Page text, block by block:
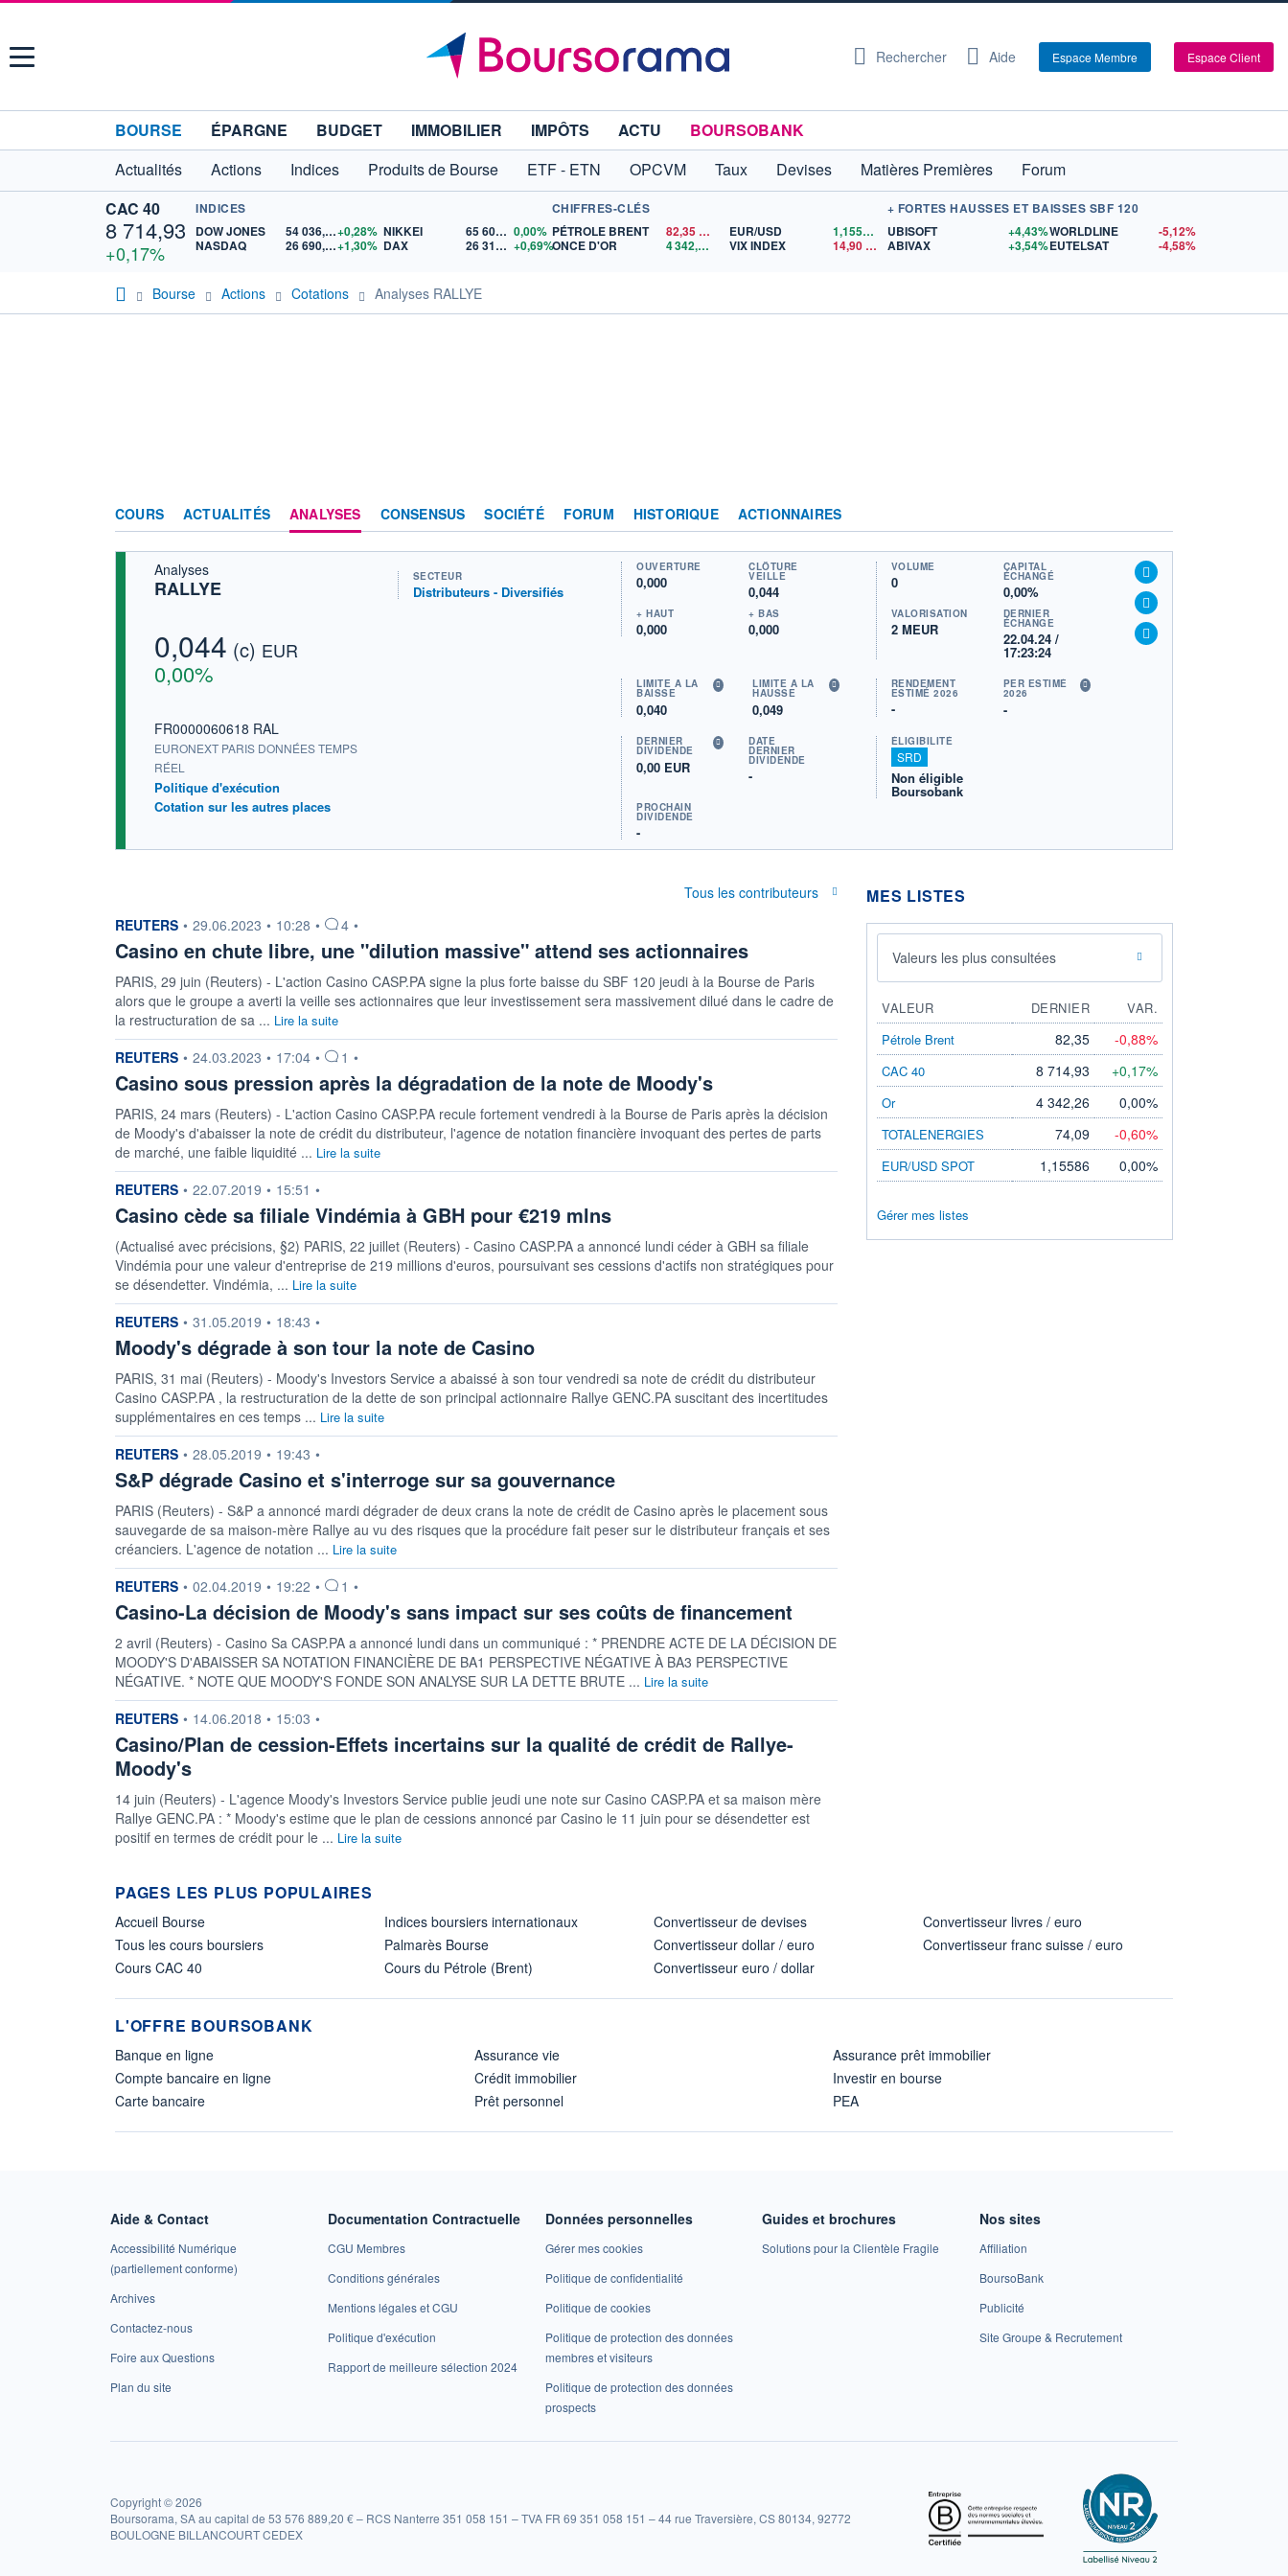
Menu Rechercher Aide Espace Membre Espace Client
BOURSE ÉPARGNE BUDGET IMMOBILIER IMPÔTS ACTU
BOURSOBANK
Actualités
Actions Indices Produits de Bourse ETF - ETN OPCVM Taux Devises Matières Premières
Forum
CAC 40
8 714,93
+0,17%
INDICES
DOW JONES
54 036,93+0,28%
NASDAQ
26 690,62+1,30%
NIKKEI 65 606,71 0,00%
DAX
26 319,45 +0,69%
CHIFFRES-CLÉS
PÉTROLE BRENT
82,35$US
ONCE D'OR
4 342,26 $US
EUR/USD 1,1559$US
VIX INDEX
14,90
+ FORTES HAUSSES ET BAISSES SBF 120
UBISOFT
+4,43%
ABIVAX
+3,54%
WORLDLINE
-5,12%
EUTELSAT
-4,58%
Bourse Actions Cotations Analyses RALLYE
COURS ACTUALITÉS ANALYSES CONSENSUS SOCIÉTÉ FORUM HISTORIQUE ACTIONNAIRES
Analyses
RALLYE
0,044 (c) EUR
0,00%
FR0000060618 RAL
EURONEXT PARIS DONNÉES TEMPS
RÉEL
Politique d'exécution
Cotation sur les autres places
SECTEUR
Distributeurs - Diversifiés
OUVERTURE
0,000
CLÔTURE
VEILLE
0,044
+ HAUT
0,000
+ BAS
0,000
VOLUME
0
CAPITAL
ÉCHANGÉ
0,00%
VALORISATION
2 MEUR
DERNIER
ÉCHANGE
22.04.24 /
17:23:24
LIMITE À LA
BAISSE
0,040
LIMITE À LA
HAUSSE
0,049
RENDEMENT
ESTIMÉ 2026
-
PER ESTIMÉ
2026
-
DERNIER
DIVIDENDE
0,00 EUR
DATE
DERNIER
DIVIDENDE
-
PROCHAIN
DIVIDENDE
-
ÉLIGIBILITÉ
SRD
Non éligible
Boursobank
Tous les contributeurs
information fournie par
REUTERS • 29.06.2023 • 10:28 • 4 •
Casino en chute libre, une "dilution massive" attend ses actionnaires
PARIS, 29 juin (Reuters) - L'action Casino CASP.PA signe la plus forte baisse du SBF 120 jeudi à la Bourse de Paris
alors que le groupe a averti la veille ses actionnaires que leur investissement sera massivement dilué dans le cadre de
la restructuration de sa ... Lire la suite
information fournie par
REUTERS • 24.03.2023 • 17:04 • 1 •
Casino sous pression après la dégradation de la note de Moody's
PARIS, 24 mars (Reuters) - L'action Casino CASP.PA recule fortement vendredi à la Bourse de Paris après la décision
de Moody's d'abaisser la note de crédit du distributeur, l'agence de notation financière invoquant des pertes de parts
de marché, une faible liquidité ... Lire la suite
information fournie par
REUTERS • 22.07.2019 • 15:51 •
Casino cède sa filiale Vindémia à GBH pour €219 mlns
(Actualisé avec précisions, §2) PARIS, 22 juillet (Reuters) - Casino CASP.PA a annoncé lundi céder à GBH sa filiale
Vindémia pour une valeur d'entreprise de 219 millions d'euros, poursuivant ses cessions d'actifs non stratégiques pour
se désendetter. Vindémia, ... Lire la suite
information fournie par
REUTERS • 31.05.2019 • 18:43 •
Moody's dégrade à son tour la note de Casino
PARIS, 31 mai (Reuters) - Moody's Investors Service a abaissé à son tour vendredi sa note de crédit du distributeur
Casino CASP.PA , la restructuration de la dette de son principal actionnaire Rallye GENC.PA suscitant des incertitudes
supplémentaires en ces temps ... Lire la suite
information fournie par
REUTERS • 28.05.2019 • 19:43 •
S&P dégrade Casino et s'interroge sur sa gouvernance
PARIS (Reuters) - S&P a annoncé mardi dégrader de deux crans la note de crédit de Casino après le placement sous
sauvegarde de sa maison-mère Rallye au vu des risques que la procédure fait peser sur le distributeur français et ses
créanciers. L'agence de notation ... Lire la suite
information fournie par
REUTERS • 02.04.2019 • 19:22 • 1 •
Casino-La décision de Moody's sans impact sur ses coûts de financement
2 avril (Reuters) - Casino Sa CASP.PA a annoncé lundi dans un communiqué : * PRENDRE ACTE DE LA DÉCISION DE
MOODY'S D'ABAISSER SA NOTATION FINANCIÈRE DE BA1 PERSPECTIVE NÉGATIVE À BA3 PERSPECTIVE
NÉGATIVE. * NOTE QUE MOODY'S FONDE SON ANALYSE SUR LA DETTE BRUTE ... Lire la suite
information fournie par
REUTERS • 14.06.2018 • 15:03 •
Casino/Plan de cession-Effets incertains sur la qualité de crédit de Rallye-
Moody's
14 juin (Reuters) - L'agence Moody's Investors Service publie jeudi une note sur Casino CASP.PA et sa maison mère
Rallye GENC.PA : * Moody's estime que le plan de cessions annoncé par Casino le 11 juin pour se désendetter est
positif en termes de crédit pour le ... Lire la suite
MES LISTES
Valeurs les plus consultées
VALEUR DERNIER
VAR.
Pétrole Brent
82,35 -0,88%
CAC 40 8 714,93 +0,17%
Or 4 342,26 0,00%
TOTALENERGIES 74,09 -0,60%
EUR/USD SPOT 1,15586 0,00%
Gérer mes listes
PAGES LES PLUS POPULAIRES
Accueil Bourse
Tous les cours boursiers
Cours CAC 40
Indices boursiers internationaux
Palmarès Bourse
Cours du Pétrole (Brent)
Convertisseur de devises
Convertisseur dollar / euro
Convertisseur euro / dollar
Convertisseur livres / euro
Convertisseur franc suisse / euro
L'OFFRE BOURSOBANK
Banque en ligne
Compte bancaire en ligne
Carte bancaire
Assurance vie
Crédit immobilier
Prêt personnel
Assurance prêt immobilier
Investir en bourse
PEA
Aide & Contact
Accessibilité Numérique
(partiellement conforme)
Archives
Contactez-nous
Foire aux Questions
Plan du site
Documentation Contractuelle
CGU Membres
Conditions générales
Mentions légales et CGU
Politique d'exécution
Rapport de meilleure sélection 2024
Données personnelles
Gérer mes cookies
Politique de confidentialité
Politique de cookies
Politique de protection des données
membres et visiteurs
Politique de protection des données
prospects
Guides et brochures
Solutions pour la Clientèle Fragile
Nos sites
Affiliation
BoursoBank
Publicité
Site Groupe & Recrutement
Copyright © 2026
Boursorama, SA au capital de 53 576 889,20 € – RCS Nanterre 351 058 151 – TVA FR 69 351 058 151 – 44 rue Traversière, CS 80134, 92772
BOULOGNE BILLANCOURT CEDEX